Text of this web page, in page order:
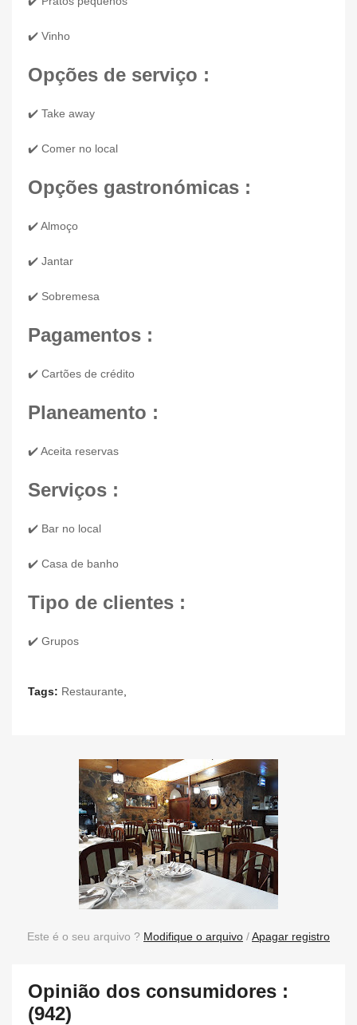
✔️ Vinho
Opções de serviço :
✔️ Take away
✔️ Comer no local
Opções gastronómicas :
✔️ Almoço
✔️ Jantar
✔️ Sobremesa
Pagamentos :
✔️ Cartões de crédito
Planeamento :
✔️ Aceita reservas
Serviços :
✔️ Bar no local
✔️ Casa de banho
Tipo de clientes :
✔️ Grupos
Tags: Restaurante
Este é o seu arquivo ? Modifique o arquivo /Apagar registro
Opinião dos consumidores :
(942)